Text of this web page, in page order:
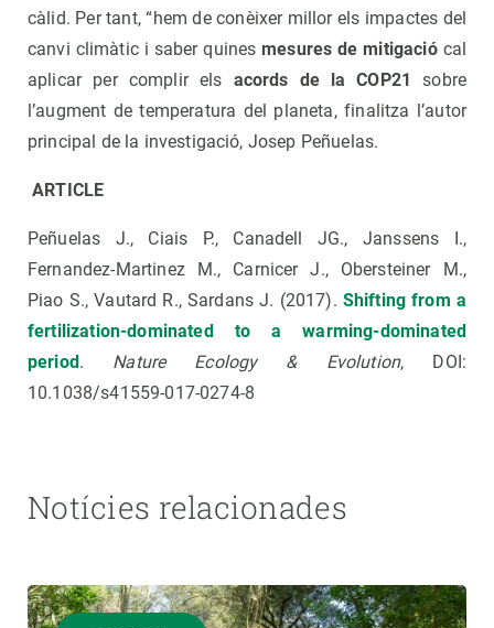
càlid. Per tant, “hem de conèixer millor els impactes del
canvi climàtic i saber quinesmesures de mitigaciócal
aplicar per complir els acords de la COP21
sobre
l’augment de temperatura del planeta, finalitza l’autor
principal de la investigació, Josep Peñuelas.
ARTICLE
Peñuelas J., Ciais P., Canadell JG., Janssens I.,
Fernandez-Martinez M., Carnicer J., Obersteiner M.,
Piao S., Vautard R., Sardans J. (2017). Shifting from a
fertilization-dominated to a warming-dominated
period. Nature Ecology & Evolution, DOI:
10.1038/s41559-017-0274-8
Notícies relacionades